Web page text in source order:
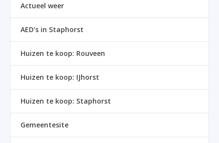
Actueel weer
AED’s in Staphorst
Huizen te koop: Rouveen
Huizen te koop: IJhorst
Huizen te koop: Staphorst
Gemeentesite